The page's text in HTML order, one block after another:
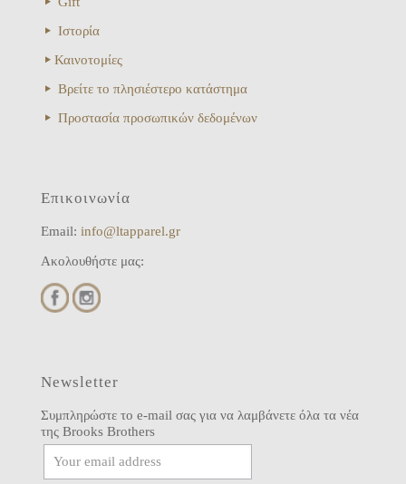
Ιστορία
Καινοτομίες
Βρείτε το πλησιέστερο κατάστημα
Προστασία προσωπικών δεδομένων
Επικοινωνία
Email: info@ltapparel.gr
Ακολουθήστε μας:
Newsletter
Συμπληρώστε το e-mail σας για να λαμβάνετε όλα τα νέα
της Brooks Brothers